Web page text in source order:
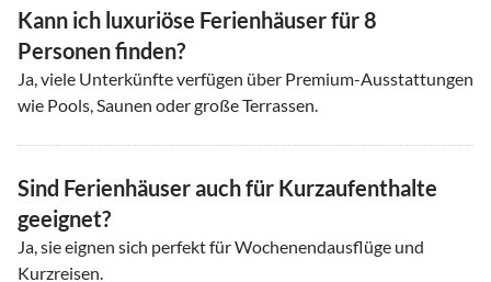
Kann ich luxuriöse Ferienhäuser für 8
Personen finden?
Ja, viele Unterkünfte verfügen über Premium-Ausstattungen
wie Pools, Saunen oder große Terrassen.
Sind Ferienhäuser auch für Kurzaufenthalte
geeignet?
Ja, sie eignen sich perfekt für Wochenendausflüge und
Kurzreisen.